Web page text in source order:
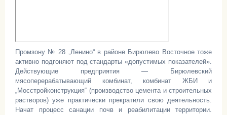
Промзону № 28 „Ленино“ в районе Бирюлево Восточное тоже
активно подгоняют под стандарты «допустимых показателей».
Действующие предприятия — Бирюлевский
мясоперерабатывающий комбинат, комбинат ЖБИ и
„Мосстройконструкция“ (производство цемента и строительных
растворов) уже практически прекратили свою деятельность.
Начат процесс санации почв и реабилитации территории.